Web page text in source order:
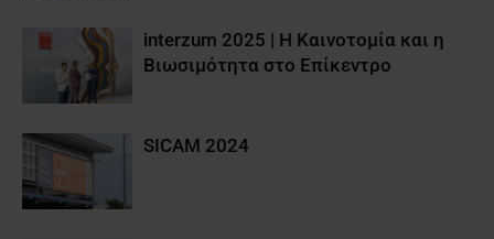
interzum 2025 | Η Καινοτομία και η
Βιωσιμότητα στο Επίκεντρο
SICAM 2024